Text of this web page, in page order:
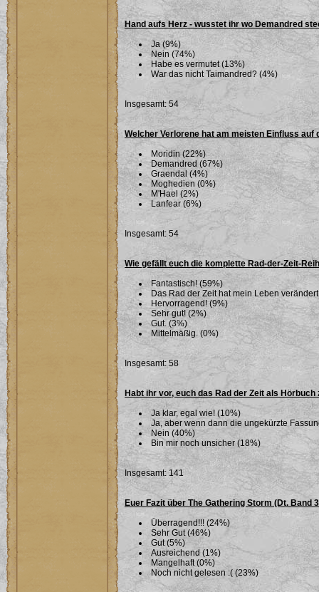
Hand aufs Herz - wusstet ihr wo Demandred
Ja (9%)
Nein (74%)
Habe es vermutet (13%)
War das nicht Taimandred? (4%)
Insgesamt: 54
Welcher Verlorene hat am meisten Einfluss auf
Moridin (22%)
Demandred (67%)
Graendal (4%)
Moghedien (0%)
M'Hael (2%)
Lanfear (6%)
Insgesamt: 54
Wie gefällt euch die komplette Rad-der-Zeit-
Fantastisch! (59%)
Das Rad der Zeit hat mein Leben
Hervorragend! (9%)
Sehr gut! (2%)
Gut. (3%)
Mittelmäßig. (0%)
Insgesamt: 58
Habt ihr vor, euch das Rad der Zeit als Hörbuch
Ja klar, egal wie! (10%)
Ja, aber wenn dann die ungekürzte
Nein (40%)
Bin mir noch unsicher (18%)
Insgesamt: 141
Euer Fazit über The Gathering Storm (Dt. Band
Überragend!!! (24%)
Sehr Gut (46%)
Gut (5%)
Ausreichend (1%)
Mangelhaft (0%)
Noch nicht gelesen :( (23%)